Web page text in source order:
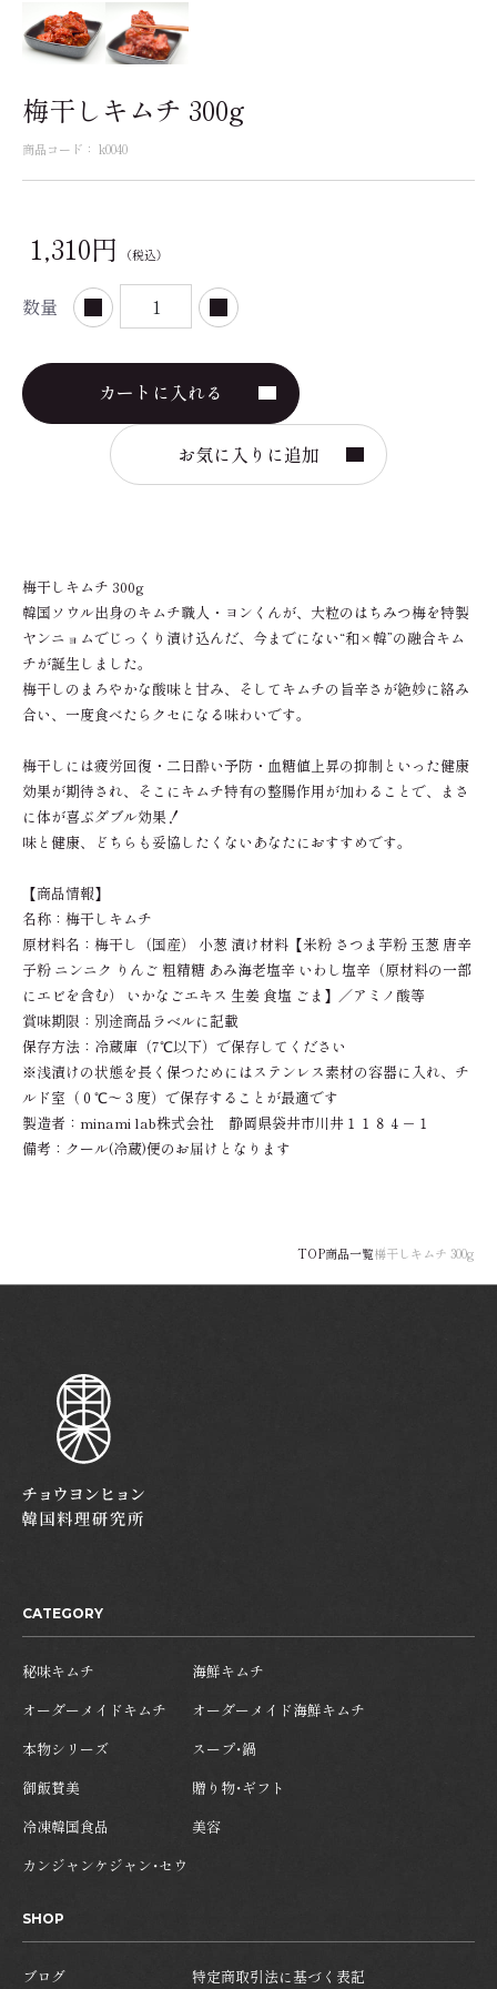
梅干しキムチ 300g
商品コード： k0040
1,310円 （税込）
数量
カートに入れる
お気に入りに追加
梅干しキムチ 300g
韓国ソウル出身のキムチ職人・ヨンくんが、大粒のはちみつ梅を特製
ヤンニョムでじっくり漬け込んだ、今までにない“和×韓”の融合キム
チが誕生しました。
梅干しのまろやかな酸味と甘み、そしてキムチの旨辛さが絶妙に絡み
合い、一度食べたらクセになる味わいです。
梅干しには疲労回復・二日酔い予防・血糖値上昇の抑制といった健康
効果が期待され、そこにキムチ特有の整腸作用が加わることで、まさ
に体が喜ぶダブル効果！
味と健康、どちらも妥協したくないあなたにおすすめです。
【商品情報】
名称：梅干しキムチ
原材料名：梅干し（国産） 小葱 漬け材料【米粉 さつま芋粉 玉葱 唐辛
子粉 ニンニク りんご 粗精糖 あみ海老塩辛 いわし塩辛（原材料の一部
にエビを含む） いかなごエキス 生姜 食塩 ごま】／アミノ酸等
賞味期限：別途商品ラベルに記載
保存方法：冷蔵庫（7℃以下）で保存してください
※浅漬けの状態を長く保つためにはステンレス素材の容器に入れ、チ
ルド室（０℃～３度）で保存することが最適です
製造者：minami lab株式会社 静岡県袋井市川井１１８４－１
備考：クール(冷蔵)便のお届けとなります
TOP商品一覧梅干しキムチ 300g
CATEGORY
秘味キムチ
オーダーメイドキムチ
本物シリーズ
御飯賛美
冷凍韓国食品
カンジャンケジャン・セウ
海鮮キムチ
オーダーメイド海鮮キムチ
スープ・鍋
贈り物・ギフト
美容
SHOP
ブログ 特定商取引法に基づく表記